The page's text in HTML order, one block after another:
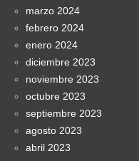
marzo 2024
febrero 2024
enero 2024
diciembre 2023
noviembre 2023
octubre 2023
septiembre 2023
agosto 2023
abril 2023